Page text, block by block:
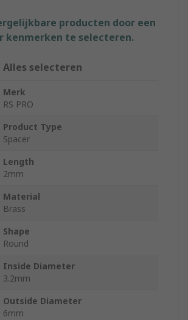
producten door een
kenmerken te selecteren.
Alles selecteren
Merk
RS PRO
Product Type
Spacer
Length
2mm
Material
Brass
Shape
Round
Inside Diameter
3.2mm
Outside Diameter
6mm